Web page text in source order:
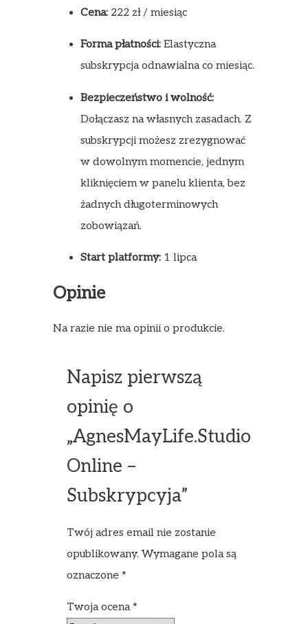
Cena:222 zł / miesiąc
Forma płatności:Elastyczna
subskrypcja odnawialna co miesiąc.
Bezpieczeństwo i wolność:
Dołączasz na własnych zasadach. Z
subskrypcji możesz zrezygnować
w dowolnym momencie, jednym
kliknięciem w panelu klienta, bez
żadnych długoterminowych
zobowiązań.
Start platformy:1 lipca
Opinie
Na razie nie ma opinii o produkcie.
Napisz pierwszą
opinię o
„AgnesMayLife.Studio
Online –
Subskrypcyja”
Twój adres email nie zostanie
opublikowany. Wymagane pola są
oznaczone *
Twoja ocena *